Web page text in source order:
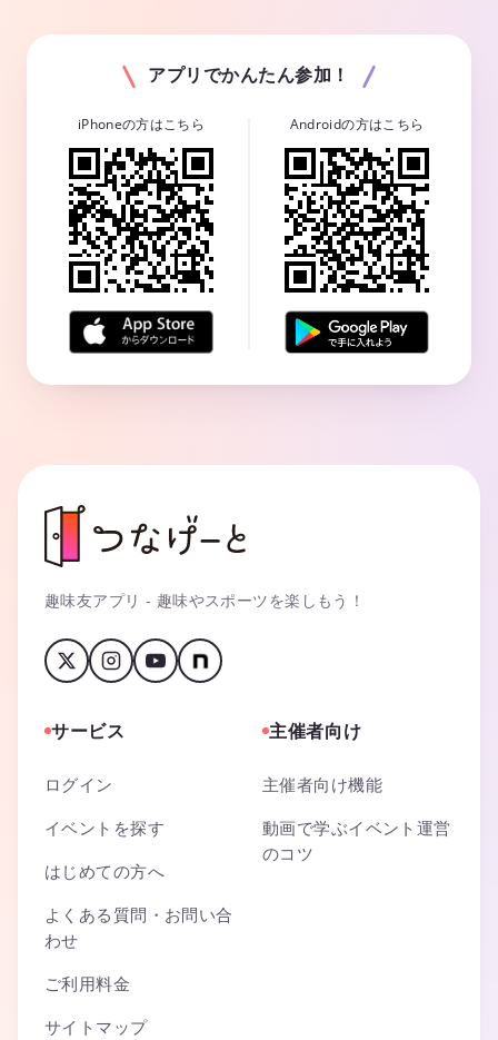
アプリでかんたん参加！
iPhoneの方はこちら Androidの方はこちら
趣味友アプリ - 趣味やスポーツを楽しもう！
サービス
ログイン
イベントを探す
はじめての方へ
よくある質問・お問い合
わせ
ご利用料金
サイトマップ
主催者向け
主催者向け機能
動画で学ぶイベント運営
のコツ